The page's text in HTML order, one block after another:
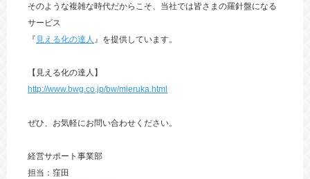
そのような複雑な時代だからこそ、当社では皆さまの羅針盤になる
サービス
『 見える化の達人 』を提供しています。
【見える化の達人】
http://www.bwg.co.jp/bw/mieruka.html
ぜひ、お気軽にお問い合わせください。
経営サポート事業部
担当：窪田